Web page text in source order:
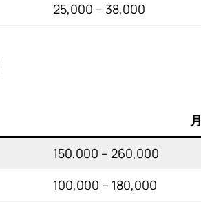
25,000 – 38,000
150,000 – 260,000
100,000 – 180,000